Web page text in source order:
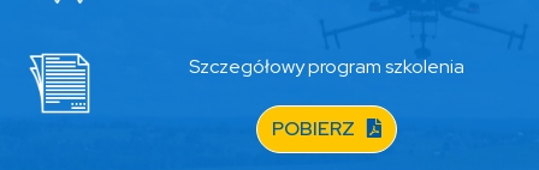
Szczegółowy program szkolenia
POBIERZ